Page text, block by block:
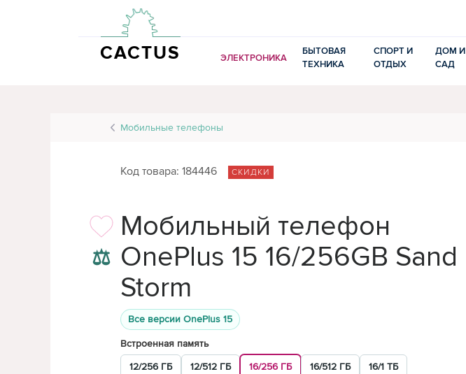
CACTUS ЭЛЕКТРОНИКА
БЫТОВАЯ
ТЕХНИКА
СПОРТ И
ОТДЫХ
ДОМ И
САД
Мобильные телефоны
Код товара: 184446 СКИДКИ
⚖
Мобильный телефон
OnePlus 15 16/256GB Sand
Storm
Все версии OnePlus 15
Встроенная память
12/256 ГБ
12/512 ГБ 16/256 ГБ 16/512 ГБ 16/1 ТБ